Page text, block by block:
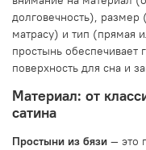
долговечность), размер
матрасу) и тип (прямая
простынь обеспечивает
поверхность для сна и
Материал: от
сатина
Простыни из бязи — это